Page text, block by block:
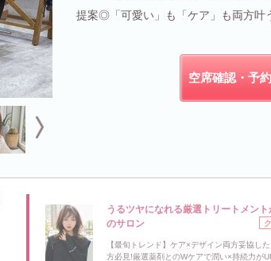
提案◎「可愛い」も「ケア」も両方叶
空席確認・予
うるツヤになれる厳選トリートメント
のサロン
【最旬トレンド】ケア×デザイン両方妥協し
方必見!厳選薬剤とのWケアで潤い×持続力が